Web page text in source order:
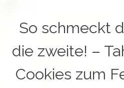
So schmeckt
die zweite! –
Cookies zum